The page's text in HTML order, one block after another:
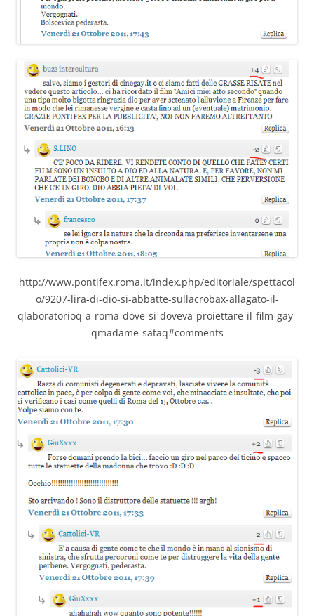
http://www.pontifex.roma.it/index.php/editoriale/spettacol
o/9207-lira-di-dio-si-abbatte-sullacrobax-allagato-il-
qlaboratorioq-a-roma-dove-si-doveva-proiettare-il-film-gay-
qmadame-sataq#comments